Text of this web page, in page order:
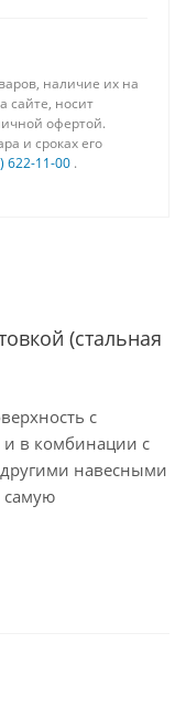
наличие их на
сайте, носит
офертой.
и сроках его
622-11-00 .
(стальная
с
в комбинации с
навесными
самую